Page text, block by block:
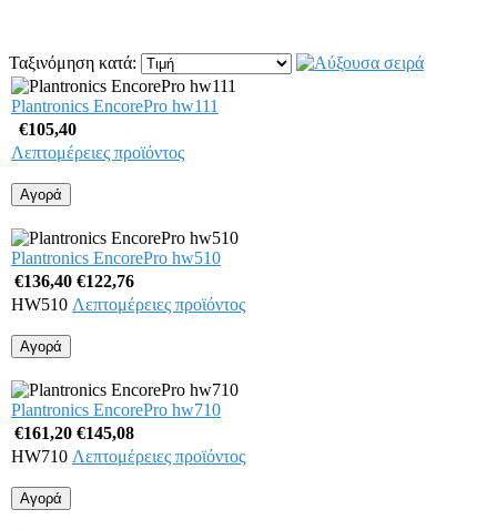
Ταξινόμηση κατά:
Plantronics EncorePro hw111
€105,40
Λεπτομέρειες προϊόντος
Plantronics EncorePro hw510
€136,40 €122,76
HW510 Λεπτομέρειες προϊόντος
Plantronics EncorePro hw710
€161,20 €145,08
HW710 Λεπτομέρειες προϊόντος